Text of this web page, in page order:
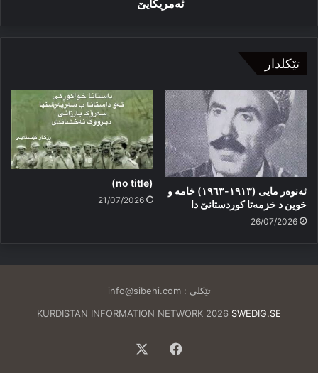
ئەمریکایێ
تێکلدار
ئەنوەر مایی (١٩١٣-١٩٦٣) خامە و
خوین د خزمەتا کوردستانێ دا
26/07/2026
(no title)
21/07/2026
تێکلی :info@sibehi.com
KURDISTAN INFORMATION NETWORK 2026 SWEDIG.SE
Facebook